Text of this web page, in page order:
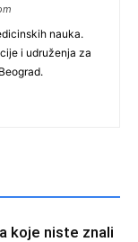
nauka.
i udruženja za
koje niste znali